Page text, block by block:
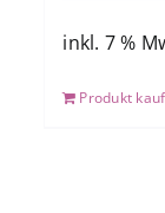
inkl. 7 %
Produkt